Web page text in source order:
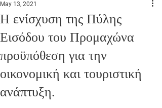
Η ενίσχυση της Πύλης
Εισόδου του Προμαχώνα
προϋπόθεση για την
οικονομική και τουριστική
ανάπτυξη.
May 13, 2021